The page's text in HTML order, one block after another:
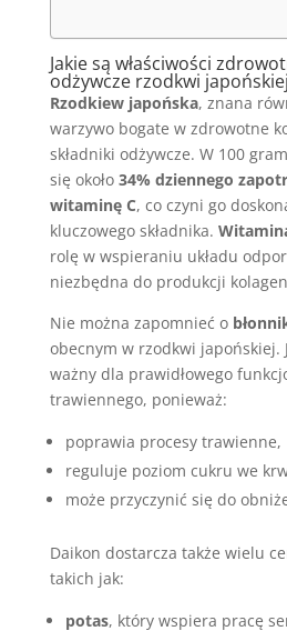
Jakie są właściwości
odżywcze rzodkwi
Rzodkiew japońska, znana
warzywo bogate w zdrowotne
składniki odżywcze. W 100
się około 34% dziennego
witaminę C, co czyni go
kluczowego składnika.
rolę w wspieraniu układu
niezbędna do produkcji
Nie można zapomnieć o
obecnym w rzodkwi japońskiej.
ważny dla prawidłowego
trawiennego, ponieważ:
poprawia procesy trawienne,
reguluje poziom cukru we
może przyczynić się do
Daikon dostarcza także wielu
takich jak:
potas, który wspiera pracę